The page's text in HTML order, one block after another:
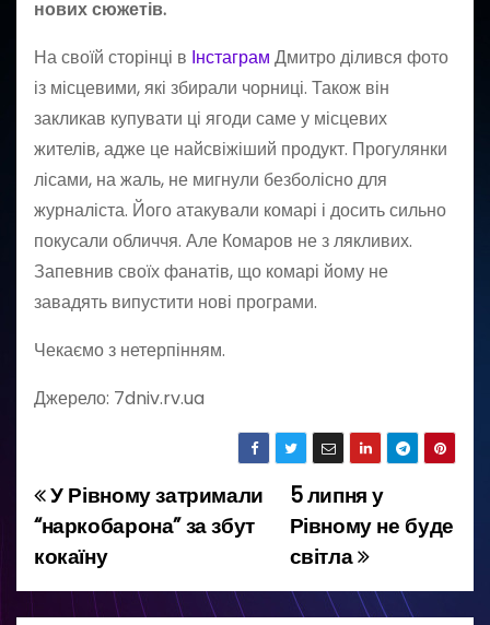
нових сюжетів.
На своїй сторінці в Інстаграм Дмитро ділився фото
із місцевими, які збирали чорниці. Також він
закликав купувати ці ягоди саме у місцевих
жителів, адже це найсвіжіший продукт. Прогулянки
лісами, на жаль, не мигнули безболісно для
журналіста. Його атакували комарі і досить сильно
покусали обличчя. Але Комаров не з лякливих.
Запевнив своїх фанатів, що комарі йому не
завадять випустити нові програми.
Чекаємо з нетерпінням.
Джерело: 7dniv.rv.ua
Н
а
в
5 липня у
Рівному не буде
світла
У Рівному затримали
“наркобарона” за збут
кокаїну